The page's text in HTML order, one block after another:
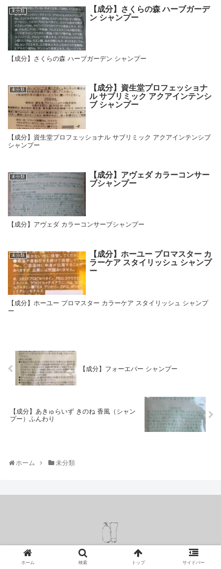
未分類
【成分】さくらの森 ハーブガーデ
ン シャンプー
【成分】さくらの森 ハーブガーデン シャンプー
未分類
【成分】資生堂プロフェッショナ
ル サブリミック アクアインテンシ
ブ シャンプー
【成分】資生堂プロフェッショナル サブリミック アクアインテンシブ
シャンプー
未分類
【成分】アヴェダ カラーコンサー
ブシャンプー
【成分】アヴェダ カラーコンサーブシャンプー
未分類
【成分】ホーユー プロマスター カ
ラーケア スタイリッシュ シャンプ
ー
【成分】ホーユー プロマスター カラーケア スタイリッシュ シャンプ
ー
【成分】フォーエバー シャンプー
【成分】あきゅらいず きのね 香風（シャン
プー）ふんわり
ホーム 未分類
Copyright © 2019 シャンプーリスト All Rights Reserved.
ホーム 検索 トップ サイドバー